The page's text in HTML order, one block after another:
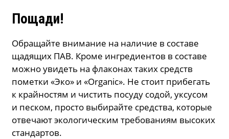
Пощади!
Обращайте внимание на наличие в составе
щадящих ПАВ. Кроме ингредиентов в составе
можно увидеть на флаконах таких средств
пометки «Эко» и «Organic». Не стоит прибегать
к крайностям и чистить посуду содой, уксусом
и песком, просто выбирайте средства, которые
отвечают экологическим требованиям высоких
стандартов.